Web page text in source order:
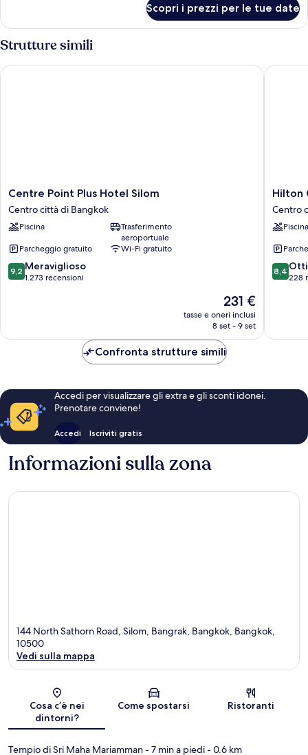
Studio
Scopri i prezzi per le tue date
Strutture simili
Centre
Point
Plus
Hotel
Centro
città
di
Centre Point Plus Hotel Silom
Centro città di Bangkok
Piscina
Trasferimento
aeroportuale
Parcheggio gratuito
Wi-Fi gratuito
9.2
su
9,2 Meraviglioso
1.273 recensioni
Il
prezzo
attuale
231 €
231 €
tasse e oneri inclusi
8 set - 9 set
Centre Point Plus Hotel Silom
Hilton
Garden
Inn
Centro
città
di
Hilton
Centro
Piscina
8.4
su
8,4
228
Hilton
Confronta strutture simili
Accedi per visualizzare gli extra e gli sconti idonei.
Prenotare conviene!
Accedi Iscriviti gratis
Informazioni sulla zona
144 North Sathorn Road, Silom, Bangrak, Bangkok, Bangkok,
10500
Vedi sulla mappa
Cosa c’è nei
dintorni?
Come spostarsi Ristoranti
Tempio di Sri Maha Mariamman- 7 min a piedi- 0.6 km